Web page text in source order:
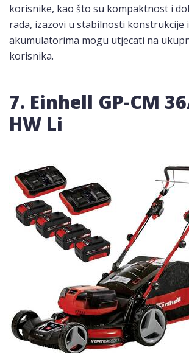
korisnike, kao što su kompaktnost i
rada, izazovi u stabilnosti konstrukcije
akumulatorima mogu utjecati na
korisnika.
7. Einhell GP-CM
HW Li